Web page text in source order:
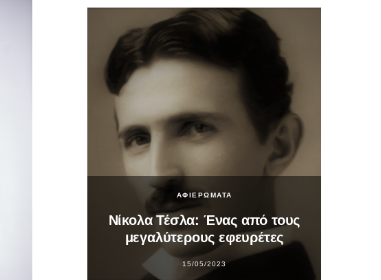
μιλάει
Τσίρκο
ΑΦΙΕΡΩΜΑΤΑ
Νίκολα Τέσλα: Ένας από τους
μεγαλύτερους εφευρέτες
15/05/2023